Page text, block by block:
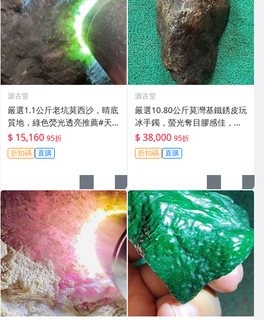
源古堂
嚴選1.1公斤老坑莫西沙，晴底
質地，綠色熒光透亮推薦#天
然翡翠 A貨 翡翠玉石
$ 15,160 95折
折扣碼 直購
源古堂
嚴選10.80公斤莫灣基鐵銹皮玩
冰手鐲，螢光奪目膠感佳，收
藏把玩兩相宜 磯石 標本 翡翠
玉石
$ 38,000 95折
折扣碼 直購